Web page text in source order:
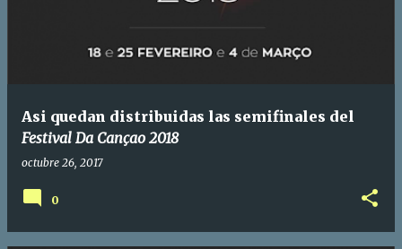
Asi quedan distribuidas las semifinales del
Festival Da Cançao 2018
octubre 26, 2017
0